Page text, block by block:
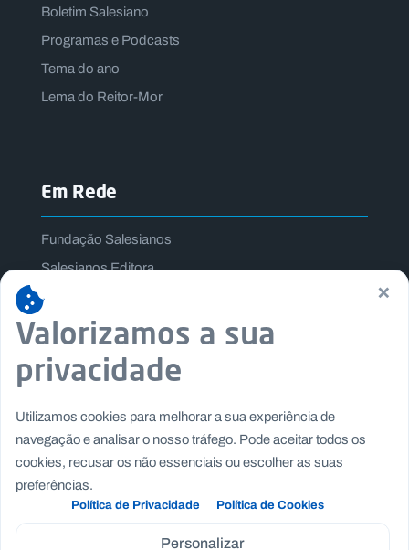
Boletim Salesiano
Programas e Podcasts
Tema do ano
Lema do Reitor-Mor
Em Rede
Fundação Salesianos
Salesianos Editora
Família Salesiana
Missão Dom Bosco
Jogos Nacionais Salesianos
×
Valorizamos a sua
privacidade
Utilizamos cookies para melhorar a sua experiência de
navegação e analisar o nosso tráfego. Pode aceitar todos os
cookies, recusar os não essenciais ou escolher as suas
preferências.
Política de Privacidade Política de Cookies
Personalizar